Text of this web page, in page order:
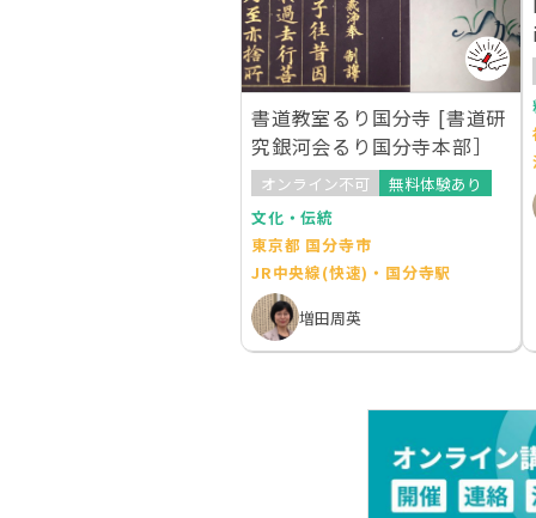
書道教室るり国分寺 [書道研
究銀河会るり国分寺本部］
オンライン不可
無料体験あり
文化・伝統
東京都 国分寺市
JR中央線(快速)・国分寺駅
増田周英